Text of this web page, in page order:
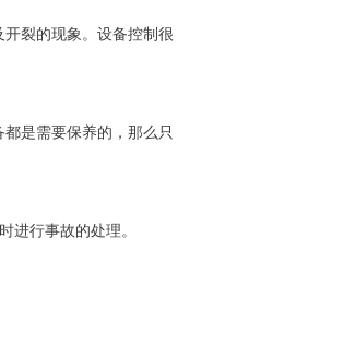
裂的现象。设备控制很
是需要保养的，那么只
行事故的处理。